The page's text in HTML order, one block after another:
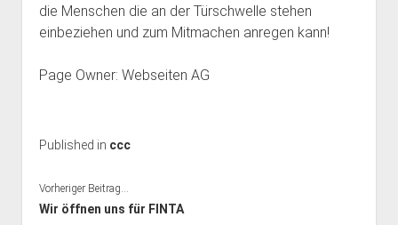
die Menschen die an der Türschwelle stehen
einbeziehen und zum Mitmachen anregen kann!
Page Owner: Webseiten AG
Published in ccc
Vorheriger Beitrag...
Wir öffnen uns für FINTA